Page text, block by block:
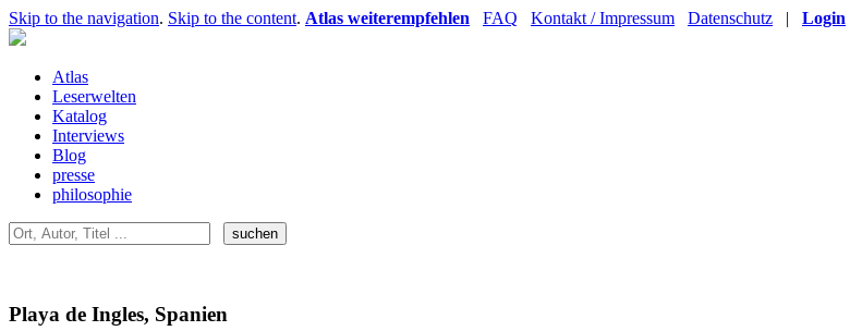
Skip to the navigation. Skip to the content. Atlas weiterempfehlen FAQ Kontakt / Impressum Datenschutz | Login
Atlas
Leserwelten
Katalog
Interviews
Blog
presse
philosophie
Playa de Ingles, Spanien